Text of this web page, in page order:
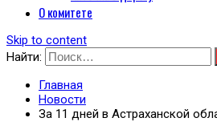
О комитете
Skip to content
Найти:
Главная
Новости
За 11 дней в Астраханской